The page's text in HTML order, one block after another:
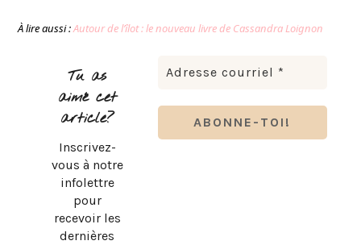
À lire aussi :Autour de l’îlot : le nouveau livre de Cassandra Loignon
Tu as
aimé cet
article?
Inscrivez-
vous à notre
infolettre
pour
recevoir les
dernières